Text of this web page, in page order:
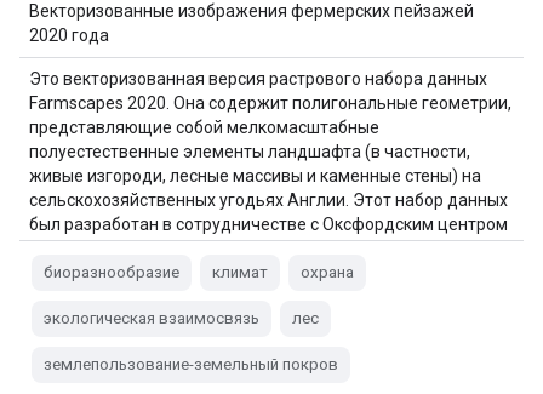
Векторизованные изображения фермерских пейзажей
2020 года
Это векторизованная версия растрового набора данных
Farmscapes 2020. Она содержит полигональные геометрии,
представляющие собой мелкомасштабные
полуестественные элементы ландшафта (в частности,
живые изгороди, лесные массивы и каменные стены) на
сельскохозяйственных угодьях Англии. Этот набор данных
был разработан в сотрудничестве с Оксфордским центром
биоразнообразие климат охрана
экологическая взаимосвязь лес
землепользование-земельный покров